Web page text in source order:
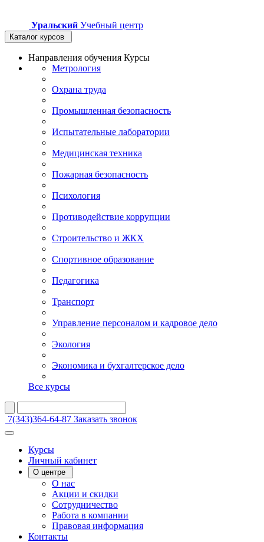
Уральский Учебный центр
Каталог курсов
Направления обучения Курсы
Метрология
Охрана труда
Промышленная безопасность
Испытательные лаборатории
Медицинская техника
Пожарная безопасность
Психология
Противодействие коррупции
Строительство и ЖКХ
Спортивное образование
Педагогика
Транспорт
Управление персоналом и кадровое дело
Экология
Экономика и бухгалтерское дело
Все курсы
7(343)364-64-87 Заказать звонок
Курсы
Личный кабинет
О центре
О нас
Акции и скидки
Сотрудничество
Работа в компании
Правовая информация
Контакты